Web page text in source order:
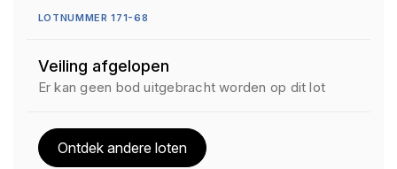
LOTNUMMER 171-68
Veiling afgelopen
Er kan geen bod uitgebracht worden op dit lot
Ontdek andere loten